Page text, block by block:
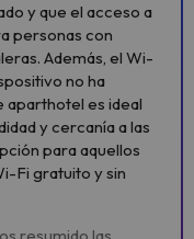
y que el acceso a
personas con
Además, el Wi-
no ha
aparthotel es ideal
y cercanía a las
para aquellos
Fi gratuito y sin